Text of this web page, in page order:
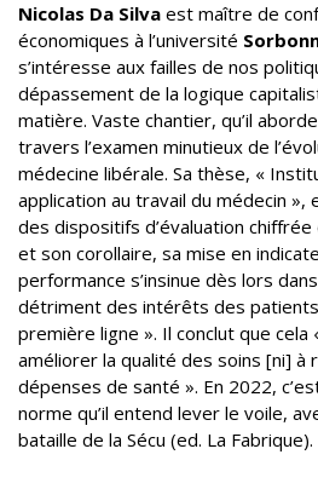
Nicolas Da Silva est maître de
économiques à l’université
s’intéresse aux failles de nos
dépassement de la logique
matière. Vaste chantier, qu’il
travers l’examen minutieux de
médecine libérale. Sa thèse, «
application au travail du médecin »,
des dispositifs d’évaluation
et son corollaire, sa mise en
performance s’insinue dès lors
détriment des intérêts des
première ligne ». Il conclut que cela
améliorer la qualité des soins [ni] à
dépenses de santé ». En 2022,
norme qu’il entend lever le voile,
bataille de la Sécu (ed. La Fabrique).